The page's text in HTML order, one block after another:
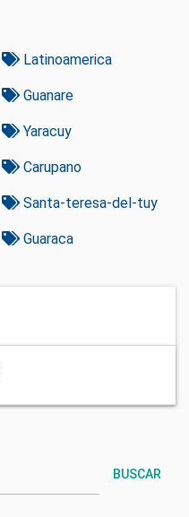
Latinoamerica
Guanare
Yaracuy
Carupano
Santa-teresa-del-tuy
Guaraca